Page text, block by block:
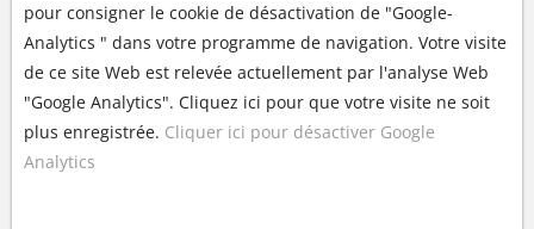
pour consigner le cookie de désactivation de "Google-
Analytics " dans votre programme de navigation. Votre visite
de ce site Web est relevée actuellement par l'analyse Web
"Google Analytics". Cliquez ici pour que votre visite ne soit
plus enregistrée. Cliquer ici pour désactiver Google
Analytics